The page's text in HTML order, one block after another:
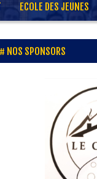
ECOLE DES JEUNES
NOS SPONSORS